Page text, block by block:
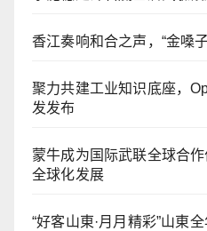
香江奏响和合之声，“金嗓
聚力共建工业知识底座，
发发布
蒙牛成为国际武联全球合
全球化发展
“好客山東·月月精彩”山東